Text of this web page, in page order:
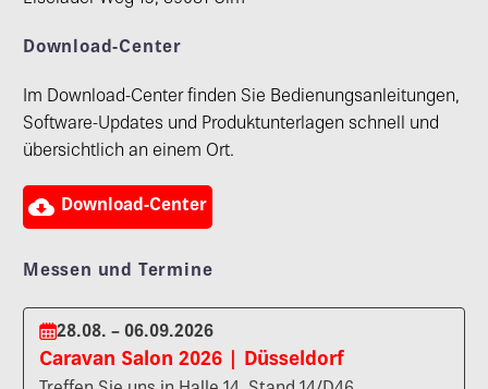
Download-Center
Im Download-Center finden Sie Bedienungsanleitungen,
Software-Updates und Produktunterlagen schnell und
übersichtlich an einem Ort.
 Download-Center
Messen und Termine
28.08. – 06.09.2026
Caravan Salon 2026 | Düsseldorf